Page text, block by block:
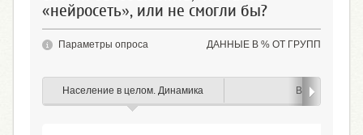
«нейросеть», или не смогли бы?
ДАННЫЕ В % ОТ ГРУПП
Параметры опроса
Население в целом. Динамика Возраст